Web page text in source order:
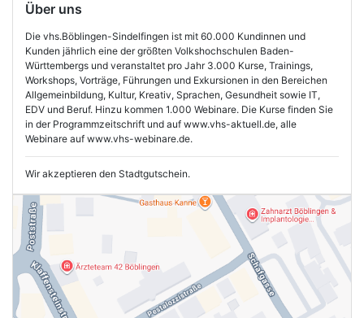
Über uns
Die vhs.Böblingen-Sindelfingen ist mit 60.000 Kundinnen und
Kunden jährlich eine der größten Volkshochschulen Baden-
Württembergs und veranstaltet pro Jahr 3.000 Kurse, Trainings,
Workshops, Vorträge, Führungen und Exkursionen in den Bereichen
Allgemeinbildung, Kultur, Kreativ, Sprachen, Gesundheit sowie IT,
EDV und Beruf. Hinzu kommen 1.000 Webinare. Die Kurse finden Sie
in der Programmzeitschrift und auf www.vhs-aktuell.de, alle
Webinare auf www.vhs-webinare.de.
Wir akzeptieren den Stadtgutschein.